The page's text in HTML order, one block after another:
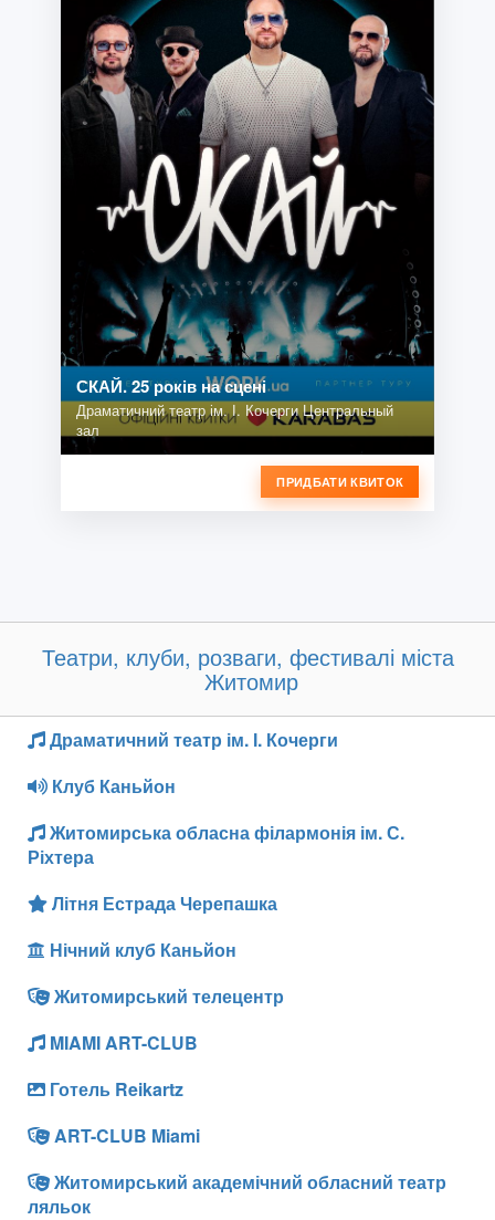
СКАЙ. 25 років на сцені
Драматичний театр ім. І. Кочерги Центральный
зал
ПРИДБАТИ КВИТОК
Театри, клуби, розваги, фестивалі міста
Житомир
Драматичний театр ім. І. Кочерги
Клуб Каньйон
Житомирська обласна філармонія ім. С.
Ріхтера
Літня Естрада Черепашка
Нічний клуб Каньйон
Житомирський телецентр
MIAMI ART-CLUB
Готель Reikartz
ART-CLUB Miami
Житомирський академічний обласний театр
ляльок